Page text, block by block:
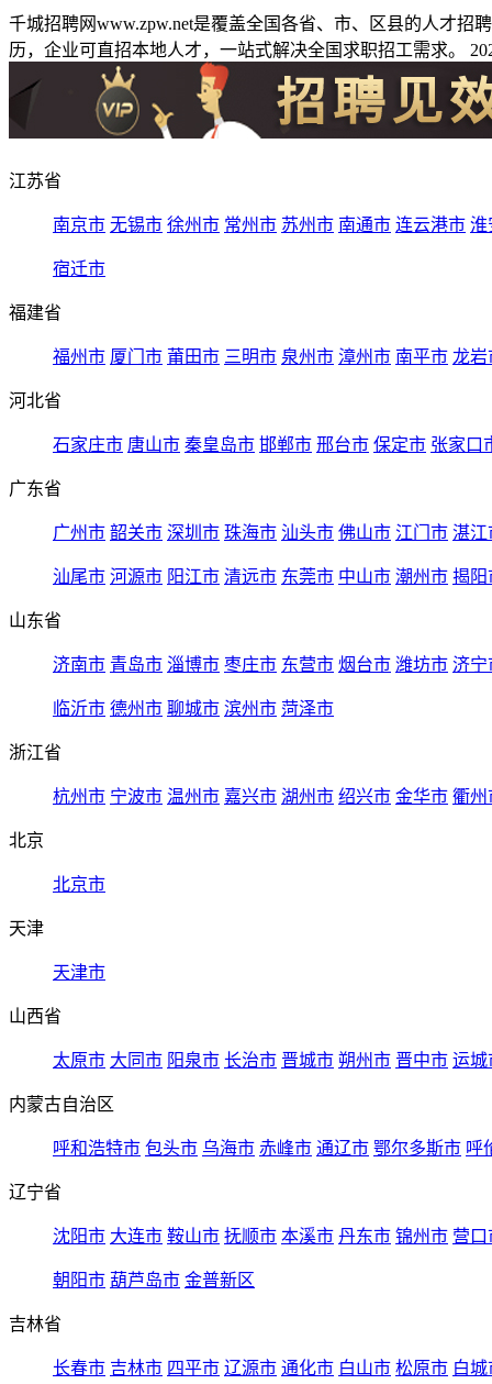
千城招聘网www.zpw.net是覆盖全国各省、市、区县的人才
历，企业可直招本地人才，一站式解决全国求职招工需求。
江苏省
南京市 无锡市 徐州市 常州市 苏州市 南通市 连云港市 淮
宿迁市
福建省
福州市 厦门市 莆田市 三明市 泉州市 漳州市 南平市 龙岩
河北省
石家庄市 唐山市 秦皇岛市 邯郸市 邢台市 保定市 张家口
广东省
广州市 韶关市 深圳市 珠海市 汕头市 佛山市 江门市 湛江
汕尾市 河源市 阳江市 清远市 东莞市 中山市 潮州市 揭阳
山东省
济南市 青岛市 淄博市 枣庄市 东营市 烟台市 潍坊市 济宁
临沂市 德州市 聊城市 滨州市 菏泽市
浙江省
杭州市 宁波市 温州市 嘉兴市 湖州市 绍兴市 金华市 衢州
北京
北京市
天津
天津市
山西省
太原市 大同市 阳泉市 长治市 晋城市 朔州市 晋中市 运城
内蒙古自治区
呼和浩特市 包头市 乌海市 赤峰市 通辽市 鄂尔多斯市 呼
辽宁省
沈阳市 大连市 鞍山市 抚顺市 本溪市 丹东市 锦州市 营口
朝阳市 葫芦岛市 金普新区
吉林省
长春市 吉林市 四平市 辽源市 通化市 白山市 松原市 白城